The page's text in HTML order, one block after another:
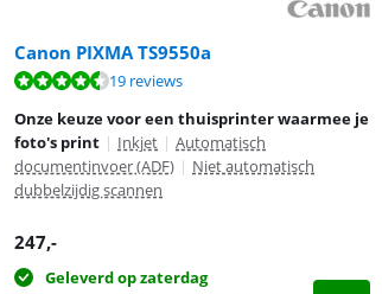
Canon PIXMA TS9550a
Beoordeling is 8,9 van de 10, gebaseerd op 19 reviews.
19 reviews
Onze keuze voor een thuisprinter waarmee je
foto's print | Inkjet | Automatisch
documentinvoer (ADF) | Niet automatisch
dubbelzijdig scannen
247,-
Geleverd op zaterdag
Beoordeling is 9,1 van de 10, gebaseerd op 3 reviews.
Beoordeling is 8,3 van de 10, gebaseerd op 14 reviews.